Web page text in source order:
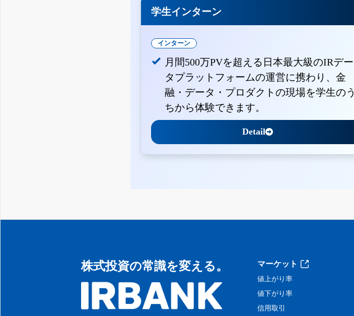
学生インターン
インターン
月間500万PVを超える日本最大級のIRデー
タプラットフォームの運営に携わり、金
融・データ・プロダクトの現場を学生のう
ちから体験できます。
Detail
株式投資の常識を変える。 マーケット
値上がり率
値下がり率
信用取引